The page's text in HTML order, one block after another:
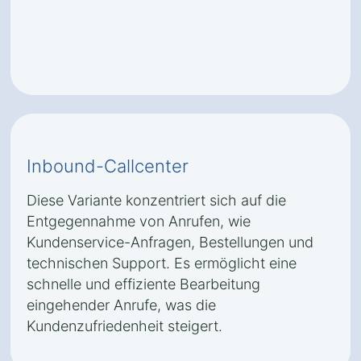
Inbound-Callcenter
Diese Variante konzentriert sich auf die
Entgegennahme von Anrufen, wie
Kundenservice-Anfragen, Bestellungen und
technischen Support. Es ermöglicht eine
schnelle und effiziente Bearbeitung
eingehender Anrufe, was die
Kundenzufriedenheit steigert.